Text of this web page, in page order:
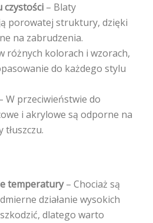
czystości – Blaty
porowatej struktury, dzięki
na zabrudzenia.
różnych kolorach i wzorach,
do każdego stylu
W przeciwieństwie do
i akrylowe są odporne na
tłuszczu.
temperatury– Chociaż są
działanie wysokich
dlatego warto